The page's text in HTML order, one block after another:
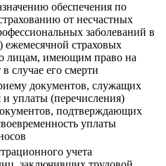
обеспечения по
от несчастных
заболеваний в
страховых
лицам, имеющим право на
случае его смерти
документов, служащих
уплаты (перечисления)
подтверждающих
уплаты
учета